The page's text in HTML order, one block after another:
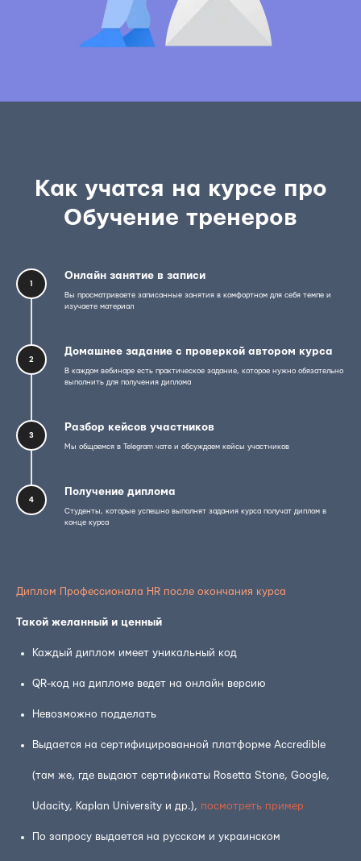
Как учатся на курсе про
Обучение тренеров
1
Онлайн занятие в записи
Вы просматриваете записанные занятия в комфортном для себя темпе и
изучаете материал
2
Домашнее задание с проверкой автором курса
В каждом вебинаре есть практическое задание, которое нужно обязательно
выполнить для получения диплома
3
Разбор кейсов участников
Мы общаемся в Telegram чате и обсуждаем кейсы участников
4
Получение диплома
Студенты, которые успешно выполнят задания курса получат диплом в
конце курса
Диплом Профессионала HR после окончания курса
Такой желанный и ценный
Каждый диплом имеет уникальный код
QR-код на дипломе ведет на онлайн версию
Невозможно подделать
Выдается на сертифицированной платформе Accredible
(там же, где выдают сертификаты Rosetta Stone, Google,
Udacity, Kaplan University и др.), посмотреть пример
По запросу выдается на русском и украинском